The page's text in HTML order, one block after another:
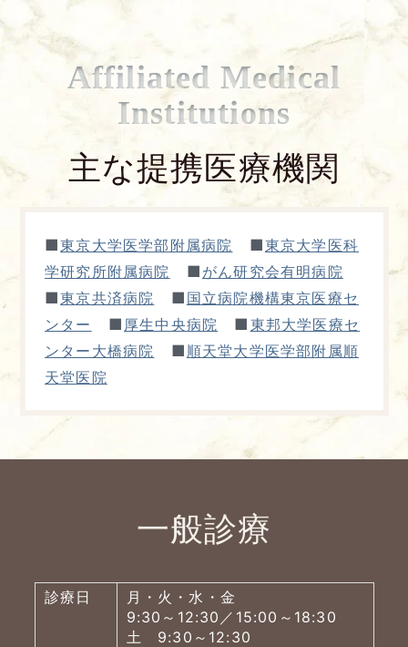
Affiliated Medical
Institutions
主な提携医療機関
■東京大学医学部附属病院 ■東京大学医科
学研究所附属病院
■ がん研究会有明病院
■東京共済病院 ■ 国立病院機構東京医療セ
ンター
■ 厚生中央病院 ■ 東邦大学医療セ
ンター大橋病院
■ 順天堂大学医学部附属順
天堂医院
一般診療
診療日
月・火・水・金
9:30～12:30／15:00～18:30
土 9:30～12:30